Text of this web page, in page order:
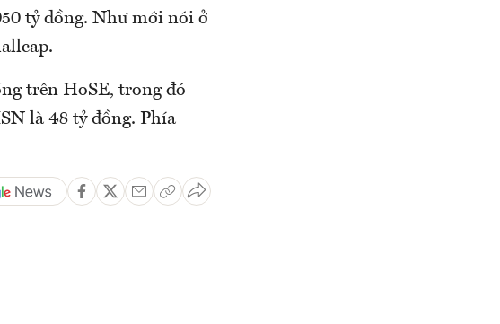
tỷ đồng. Như mới nói ở
trên HoSE, trong đó
là 48 tỷ đồng. Phía